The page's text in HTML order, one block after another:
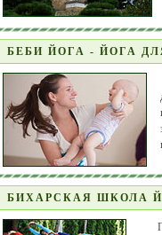
БЕБИ ЙОГА - ЙОГА
БИХАРСКАЯ ШКОЛА